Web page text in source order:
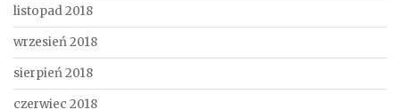
listopad 2018
wrzesień 2018
sierpień 2018
czerwiec 2018